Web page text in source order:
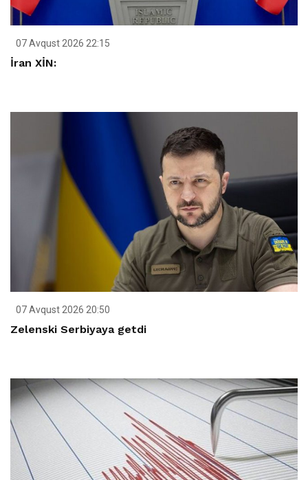
07 Avqust 2026 22:15
İran XİN:
07 Avqust 2026 20:50
Zelenski Serbiyaya getdi